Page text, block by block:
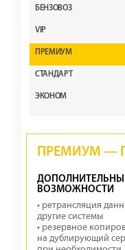
ПРЕМИУМ —
ВОЗМОЖНОСТИ
• ретрансляция
другие системы
• резервное
на дублирующий